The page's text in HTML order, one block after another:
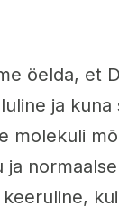
öelda, et
ja kuna
molekuli
ja